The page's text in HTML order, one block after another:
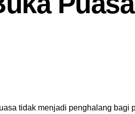
tidak menjadi penghalang bagi